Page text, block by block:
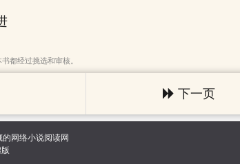
都经过挑选和审核。
下一页
网络小说阅读网